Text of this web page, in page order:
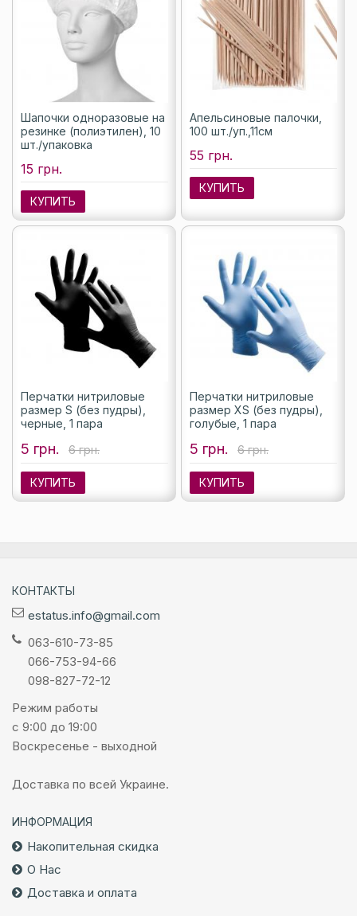
Шапочки одноразовые на
резинке (полиэтилен), 10
шт./упаковка
15 грн.
КУПИТЬ
Апельсиновые палочки,
100 шт./уп.,11см
55 грн.
КУПИТЬ
Перчатки нитриловые
размер S (без пудры),
черные, 1 пара
5 грн. 6 грн.
КУПИТЬ
Перчатки нитриловые
размер XS (без пудры),
голубые, 1 пара
5 грн. 6 грн.
КУПИТЬ
КОНТАКТЫ
estatus.info@gmail.com
063-610-73-85
066-753-94-66
098-827-72-12
Режим работы
с 9:00 до 19:00
Воскресенье - выходной
Доставка по всей Украине.
ИНФОРМАЦИЯ
Накопительная скидка
О Нас
Доставка и оплата